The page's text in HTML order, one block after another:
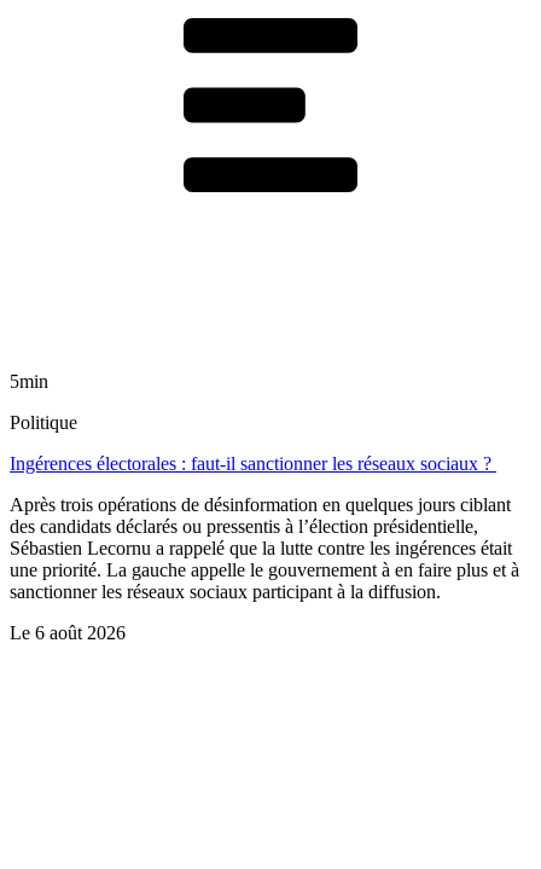
5min
Politique
Ingérences électorales : faut-il sanctionner les réseaux sociaux ?
Après trois opérations de désinformation en quelques jours ciblant
des candidats déclarés ou pressentis à l’élection présidentielle,
Sébastien Lecornu a rappelé que la lutte contre les ingérences était
une priorité. La gauche appelle le gouvernement à en faire plus et à
sanctionner les réseaux sociaux participant à la diffusion.
Le 6 août 2026